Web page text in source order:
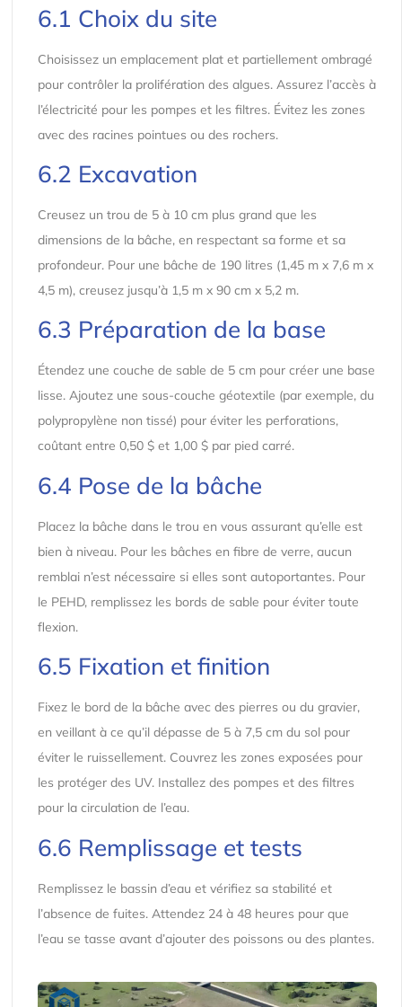
6.1 Choix du site
Choisissez un emplacement plat et partiellement ombragé
pour contrôler la prolifération des algues. Assurez l’accès à
l’électricité pour les pompes et les filtres. Évitez les zones
avec des racines pointues ou des rochers.
6.2 Excavation
Creusez un trou de 5 à 10 cm plus grand que les
dimensions de la bâche, en respectant sa forme et sa
profondeur. Pour une bâche de 190 litres (1,45 m x 7,6 m x
4,5 m), creusez jusqu’à 1,5 m x 90 cm x 5,2 m.
6.3 Préparation de la base
Étendez une couche de sable de 5 cm pour créer une base
lisse. Ajoutez une sous-couche géotextile (par exemple, du
polypropylène non tissé) pour éviter les perforations,
coûtant entre 0,50 $ et 1,00 $ par pied carré.
6.4 Pose de la bâche
Placez la bâche dans le trou en vous assurant qu’elle est
bien à niveau. Pour les bâches en fibre de verre, aucun
remblai n’est nécessaire si elles sont autoportantes. Pour
le PEHD, remplissez les bords de sable pour éviter toute
flexion.
6.5 Fixation et finition
Fixez le bord de la bâche avec des pierres ou du gravier,
en veillant à ce qu’il dépasse de 5 à 7,5 cm du sol pour
éviter le ruissellement. Couvrez les zones exposées pour
les protéger des UV. Installez des pompes et des filtres
pour la circulation de l’eau.
6.6 Remplissage et tests
Remplissez le bassin d’eau et vérifiez sa stabilité et
l’absence de fuites. Attendez 24 à 48 heures pour que
l’eau se tasse avant d’ajouter des poissons ou des plantes.